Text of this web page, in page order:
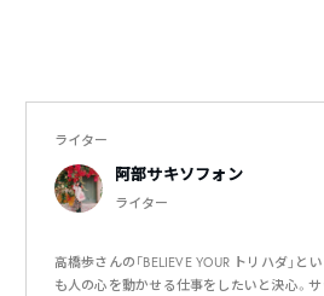
ライター
阿部サキソフォン
ライター
高橋歩さんの「BELIEVE YOUR トリハダ」と
も人の心を動かせる仕事をしたいと決心。